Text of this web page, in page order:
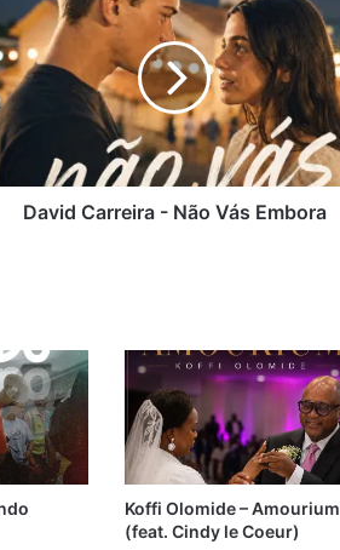
David Carreira - Não Vás Embora
Koffi Olomide – Amourium
(feat. Cindy le Coeur)